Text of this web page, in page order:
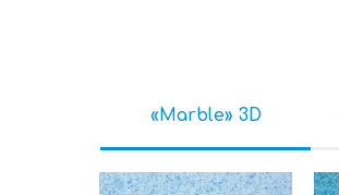
«Marble» 3D